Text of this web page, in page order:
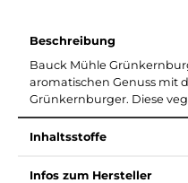
Beschreibung
Bauck Mühle
aromatischen Genuss mit
Grünkernburger. Diese
Inhaltsstoffe
Infos zum Hersteller